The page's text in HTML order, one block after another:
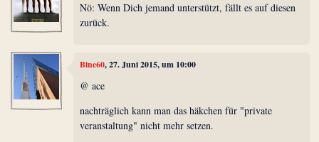
Nö: Wenn Dich jemand unterstützt, fällt es auf diesen
zurück.
Bine60, 27. Juni 2015, um 10:00
@ ace
nachträglich kann man das häkchen für "private
veranstaltung" nicht mehr setzen.